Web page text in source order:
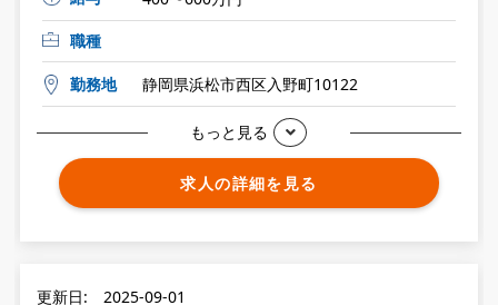
職種
勤務地 静岡県浜松市西区入野町10122
もっと見る
求人の詳細を見る
更新日: 2025-09-01